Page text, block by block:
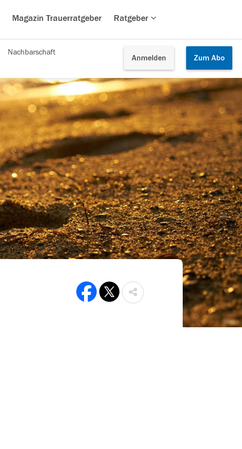
Magazin Trauerratgeber Ratgeber
Anmelden Zum Abo
Nachbarschaft